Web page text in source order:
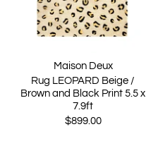
Maison Deux
Rug LEOPARD Beige /
Brown and Black Print 5.5 x
7.9ft
$899.00